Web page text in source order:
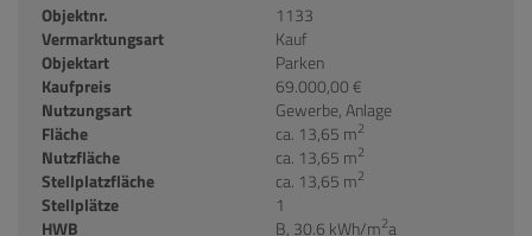
Objektnr.
1133
Vermarktungsart
Kauf
Objektart
Parken
Kaufpreis
69.000,00 €
Nutzungsart
Gewerbe Anlage
Fläche
ca. 13,65 m2
Nutzfläche ca. 13,65 m2
Stellplatzfläche ca. 13,65 m2
Stellplätze
1
HWB
B, 30.6 kWh/m2a